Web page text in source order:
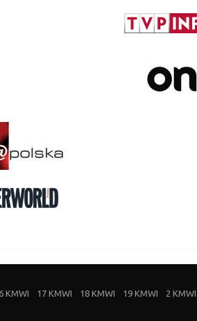
KMWI 17 KMWI 18 KMWI 19 KMWI 2 KMWI